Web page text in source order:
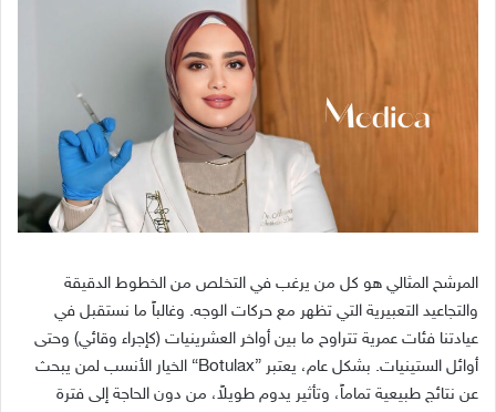
المرشح المثالي هو كل من يرغب في التخلص من الخطوط الدقيقة
والتجاعيد التعبيرية التي تظهر مع حركات الوجه. وغالباً ما نستقبل في
عيادتنا فئات عمرية تتراوح ما بين أواخر العشرينيات (كإجراء وقائي) وحتى
أوائل الستينيات. بشكل عام، يعتبر ”Botulax“ الخيار الأنسب لمن يبحث
عن نتائج طبيعية تماماً، وتأثير يدوم طويلاً، من دون الحاجة إلى فترة